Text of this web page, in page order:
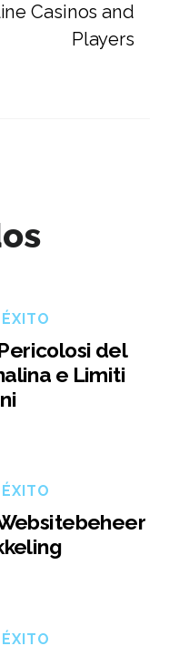
Casinos and
Players
del
e Limiti